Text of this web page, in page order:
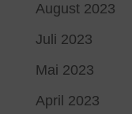
August 2023
Juli 2023
Mai 2023
April 2023